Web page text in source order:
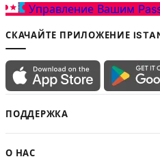
Управление Вашим
СКАЧАЙТЕ ПРИЛОЖЕНИЕ
ПОДДЕРЖКА
О НАС